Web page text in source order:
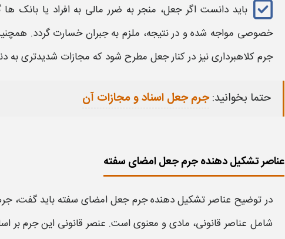
باید دانست اگرجعل، منجر به ضرر مالی به افراد یا بانک‌
خصوصی مواجه شده و در نتیجه، ملزم به جبران خسارت گردد.
جرم کلاهبرداری نیز در کنارجعل مطرح شود که مجازات شدیدتری به
حتما بخوانید:جرم جعل اسناد و مجازات آن
عناصر تشکیل دهنده جرم جعل امضای سفته
در توضیح عناصر تشکیل دهندهجرم جعل امضای سفته باید گفت،
شامل عناصر قانونی، مادی و معنوی است. عنصر قانونی این جرم بر